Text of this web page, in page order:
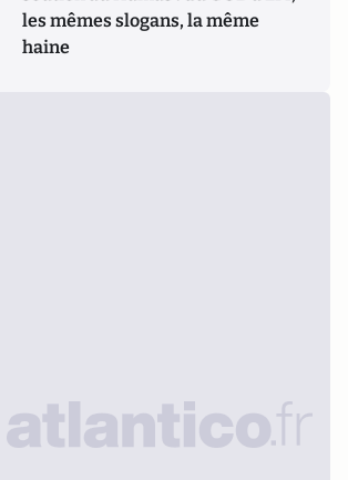
les mêmes slogans, la même
haine